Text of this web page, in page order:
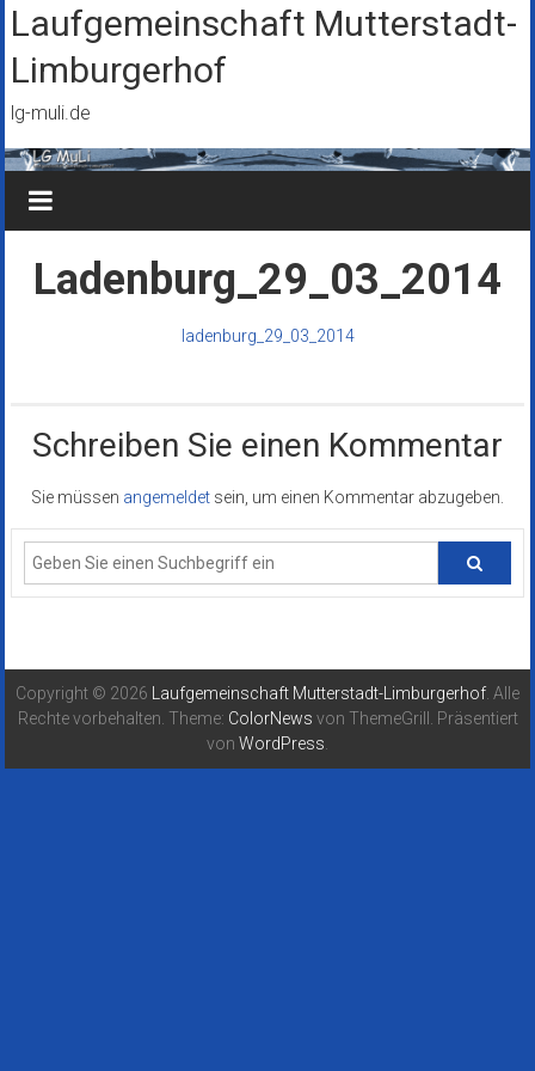
Zum
Inhalt
springen
Laufgemeinschaft Mutterstadt-
Limburgerhof
lg-muli.de
Ladenburg_29_03_2014
ladenburg_29_03_2014
Schreiben Sie einen Kommentar
Sie müssen angemeldet sein, um einen Kommentar abzugeben.
Copyright © 2026 Laufgemeinschaft Mutterstadt-Limburgerhof . Alle
Rechte vorbehalten. Theme: ColorNews von ThemeGrill. Präsentiert
von WordPress